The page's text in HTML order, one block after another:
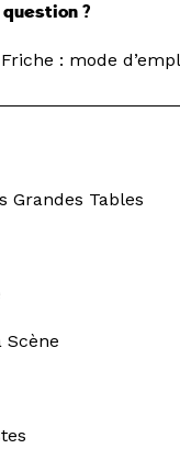
question ?
: mode
Grandes Tables
Scène